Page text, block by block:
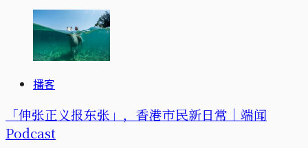
播客
「伸张正义报东张」，香港市民新日常｜端闻
Podcast